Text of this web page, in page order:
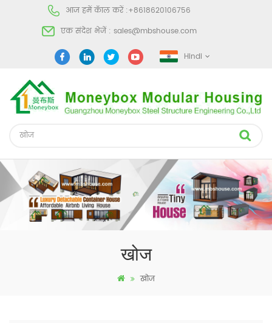
आज हमें कॅाल करें :+8618620106756
एक संदेश भेजें : sales@mbshouse.com
Hindi
खोज
खोज